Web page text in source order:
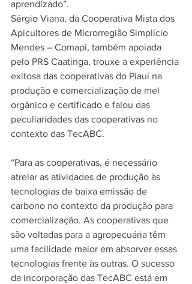
aprendizado”.
Sérgio Viana, da Cooperativa Mista dos
Apicultores de Microrregião Simplício
Mendes – Comapi, também apoiada
pelo PRS Caatinga, trouxe a experiência
exitosa das cooperativas do Piauí na
produção e comercialização de mel
orgânico e certificado e falou das
peculiaridades das cooperativas no
contexto das TecABC.
“Para as cooperativas, é necessário
atrelar as atividades de produção às
tecnologias de baixa emissão de
carbono no contexto da produção para
comercialização. As cooperativas que
são voltadas para a agropecuária têm
uma facilidade maior em absorver essas
tecnologias frente às outras. O sucesso
da incorporação das TecABC está em